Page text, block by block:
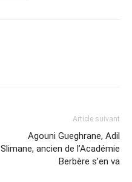
Article suivant
Agouni Gueghrane, Adil
Slimane, ancien de l’Académie
Berbère s’en va